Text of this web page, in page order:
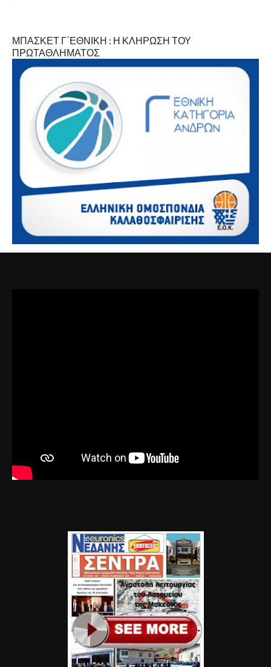
ΜΠΑΣΚΕΤ Γ΄ΕΘΝΙΚΗ : Η ΚΛΗΡΩΣΗ ΤΟΥ
ΠΡΩΤΑΘΛΗΜΑΤΟΣ